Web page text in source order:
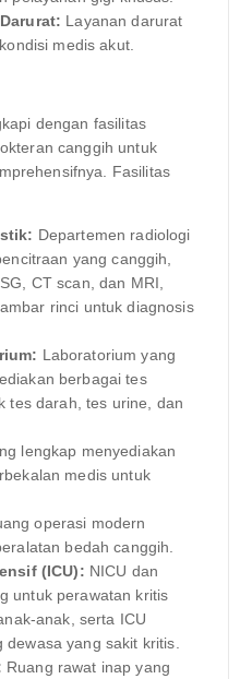
Layanan darurat
medis akut.
dengan fasilitas
canggih untuk
Fasilitas
Departemen radiologi
yang canggih,
CT scan, dan MRI,
rinci untuk diagnosis
Laboratorium yang
berbagai tes
tes darah, tes urine, dan
lengkap menyediakan
medis untuk
operasi modern
bedah canggih.
(ICU): NICU dan
untuk perawatan kritis
anak, serta ICU
dewasa yang sakit kritis.
Ruang rawat inap yang